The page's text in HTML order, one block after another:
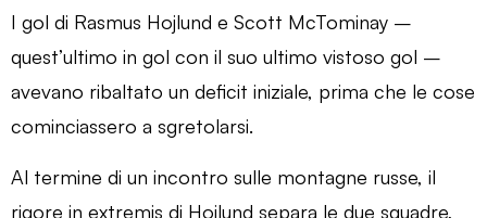
I gol di Rasmus Hojlund e Scott McTominay –
quest’ultimo in gol con il suo ultimo vistoso gol –
avevano ribaltato un deficit iniziale, prima che le cose
cominciassero a sgretolarsi.
Al termine di un incontro sulle montagne russe, il
rigore in extremis di Hojlund separa le due squadre,